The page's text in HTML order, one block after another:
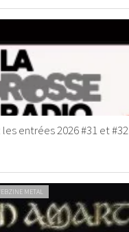
entrées 2026 #31 et #32
METAL